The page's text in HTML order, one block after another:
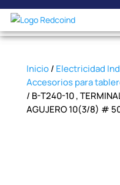
Inicio/ Electricidad
Accesorios para
/ B-T240-10 ,
AGUJERO 10(3/8) #